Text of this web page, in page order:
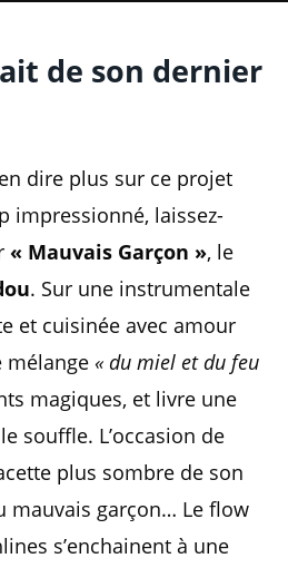
de son dernier
dire plus sur ce projet
impressionné, laissez-
« Mauvais Garçon », le
. Sur une instrumentale
et cuisinée avec amour
mélange « du miel et du feu
magiques, et livre une
souffle. L’occasion de
plus sombre de son
mauvais garçon… Le flow
s’enchainent à une